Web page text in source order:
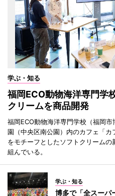
学ぶ・知る
福岡ECO動物海洋専門学
クリームを商品開発
福岡ECO動物海洋専門学校（福岡
園（中央区南公園）内のカフェ「
をモチーフとしたソフトクリーム
組んでいる。
学ぶ・知る
博多で「全スー